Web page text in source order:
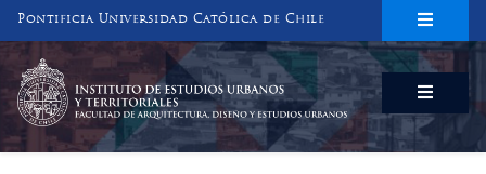
Pontificia Universidad Católica de Chile
INSTITUTO DE ESTUDIOS URBANOS
Y TERRITORIALES